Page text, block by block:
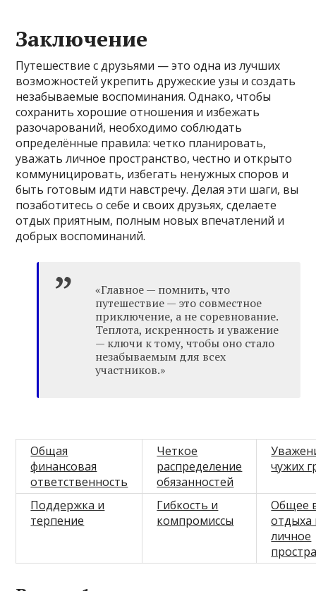
Заключение
Путешествие с друзьями — это одна из лучших
возможностей укрепить дружеские узы и создать
незабываемые воспоминания. Однако, чтобы
сохранить хорошие отношения и избежать
разочарований, необходимо соблюдать
определённые правила: четко планировать,
уважать личное пространство, честно и открыто
коммуницировать, избегать ненужных споров и
быть готовым идти навстречу. Делая эти шаги, вы
позаботитесь о себе и своих друзьях, сделаете
отдых приятным, полным новых впечатлений и
добрых воспоминаний.
«Главное — помнить, что
путешествие — это совместное
приключение, а не соревнование.
Теплота, искренность и уважение
— ключи к тому, чтобы оно стало
незабываемым для всех
участников.»
Общая
финансовая
ответственность
Четкое
распределение
обязанностей
чужих
Поддержка и
терпение
Гибкость и
компромиссы
Общее
отдыха
личное